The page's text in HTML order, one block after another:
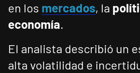
en los mercados, la
economía.
El analista describió un
alta volatilidad e